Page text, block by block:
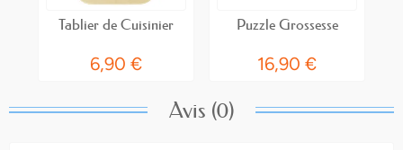
Tablier de Cuisinier
6,90 €
Puzzle Grossesse
16,90 €
Avis (0)